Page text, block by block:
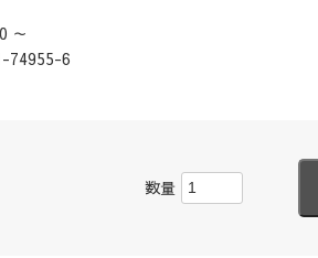
～
74955-6
数量